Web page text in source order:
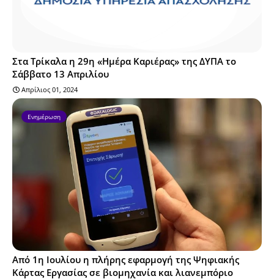
Στα Τρίκαλα η 29η «Ημέρα Καριέρας» της ΔΥΠΑ το
Σάββατο 13 Απριλίου
Απρίλιος 01, 2024
Ενημέρωση
Από 1η Ιουλίου η πλήρης εφαρμογή της Ψηφιακής
Κάρτας Εργασίας σε βιομηχανία και λιανεμπόριο